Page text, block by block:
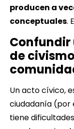
producen a
conceptuales.
Confundir
de
Un acto cívico,
ciudadanía (por
tiene